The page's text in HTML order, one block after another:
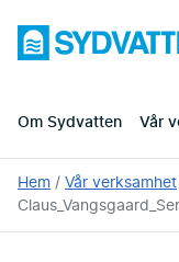
huvudinnehållet
Sydvatten
Om Sydvatten Vår
Du
är
här:
Hem Vår verksamhet